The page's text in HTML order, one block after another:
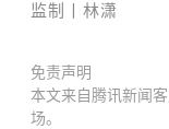
监制丨林潇
免责声明
本文来自腾讯新闻
场。